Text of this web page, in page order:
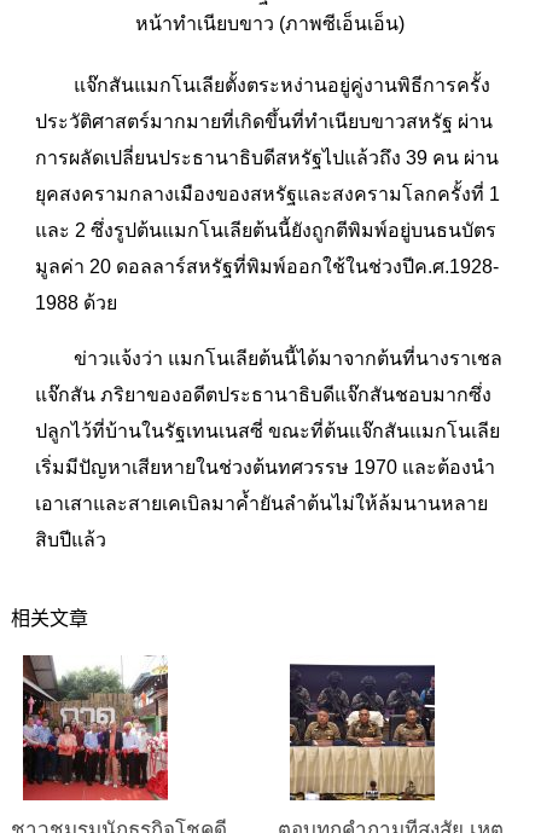
หน้าทำเนียบขาว (ภาพซีเอ็นเอ็น)
แจ๊กสันแมกโนเลียตั้งตระหง่านอยู่คู่งานพิธีการครั้ง
ประวัติศาสตร์มากมายที่เกิดขึ้นที่ทำเนียบขาวสหรัฐ ผ่าน
การผลัดเปลี่ยนประธานาธิบดีสหรัฐไปแล้วถึง 39 คน ผ่าน
ยุคสงครามกลางเมืองของสหรัฐและสงครามโลกครั้งที่ 1
และ 2 ซึ่งรูปต้นแมกโนเลียต้นนี้ยังถูกตีพิมพ์อยู่บนธนบัตร
มูลค่า 20 ดอลลาร์สหรัฐที่พิมพ์ออกใช้ในช่วงปีค.ศ.1928-
1988 ด้วย
ข่าวแจ้งว่า แมกโนเลียต้นนี้ได้มาจากต้นที่นางราเชล
แจ๊กสัน ภริยาของอดีตประธานาธิบดีแจ๊กสันชอบมากซึ่ง
ปลูกไว้ที่บ้านในรัฐเทนเนสซี่ ขณะที่ต้นแจ๊กสันแมกโนเลีย
เริ่มมีปัญหาเสียหายในช่วงต้นทศวรรษ 1970 และต้องนำ
เอาเสาและสายเคเบิลมาค้ำยันลำต้นไม่ให้ล้มนานหลาย
สิบปีแล้ว
相关文章